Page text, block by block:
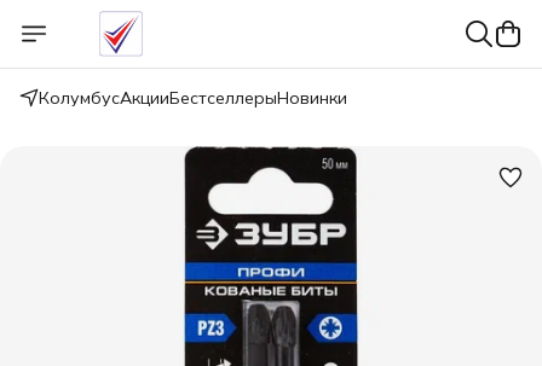
КолумбусАкцииБестселлерыНовинки